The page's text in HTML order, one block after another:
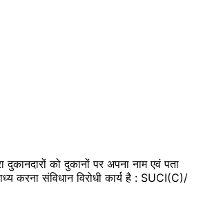
दुकानदारों को दुकानों पर अपना नाम एवं पता
करना संविधान विरोधी कार्य है : SUCI(C)